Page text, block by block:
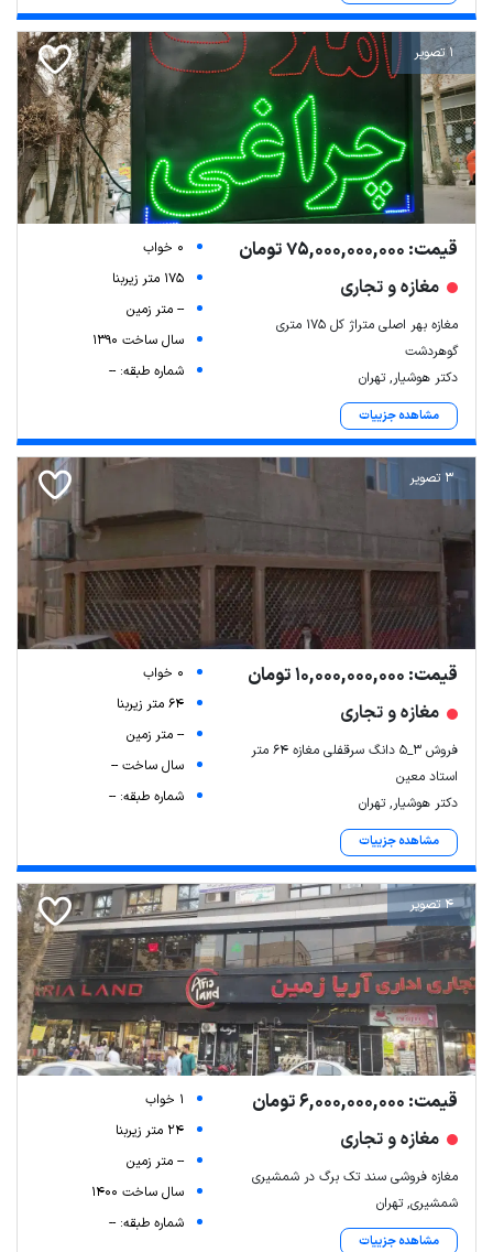
1 تصویر
قیمت: 75,000,000,000 تومان
مغازه و تجاری
مغازه بهر اصلی متراژ کل 175 متری
گوهردشت
دکتر هوشیار, تهران
مشاهده جزییات
0 خواب
175 متر زیربنا
-- متر زمین
سال ساخت 1390
شماره طبقه: --
3 تصویر
قیمت: 10,000,000,000 تومان
مغازه و تجاری
فروش ۳_۵ دانگ سرقفلی مغازه ۶۴ متر
استاد معین
دکتر هوشیار, تهران
مشاهده جزییات
0 خواب
64 متر زیربنا
-- متر زمین
سال ساخت --
شماره طبقه: --
4 تصویر
قیمت: 6,000,000,000 تومان
مغازه و تجاری
مغازه فروشی سند تک برگ در شمشیری
شمشیری, تهران
مشاهده جزییات
1 خواب
24 متر زیربنا
-- متر زمین
سال ساخت 1400
شماره طبقه: --